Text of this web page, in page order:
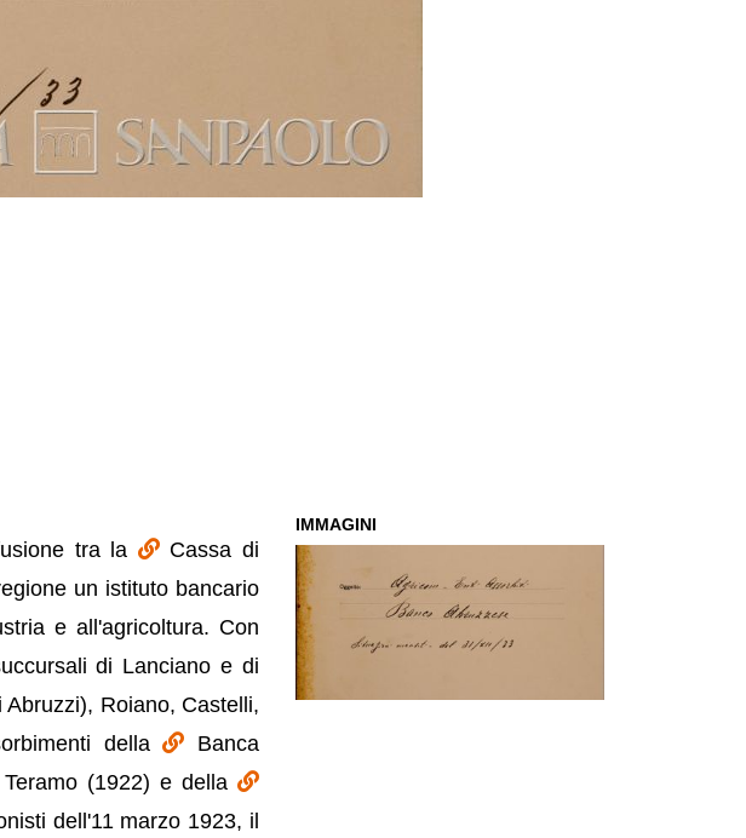
tra la
Cassa di
un istituto bancario
e all'agricoltura. Con
di Lanciano e di
Roiano, Castelli,
della
Banca
(1922) e della
dell'11 marzo 1923, il
IMMAGINI